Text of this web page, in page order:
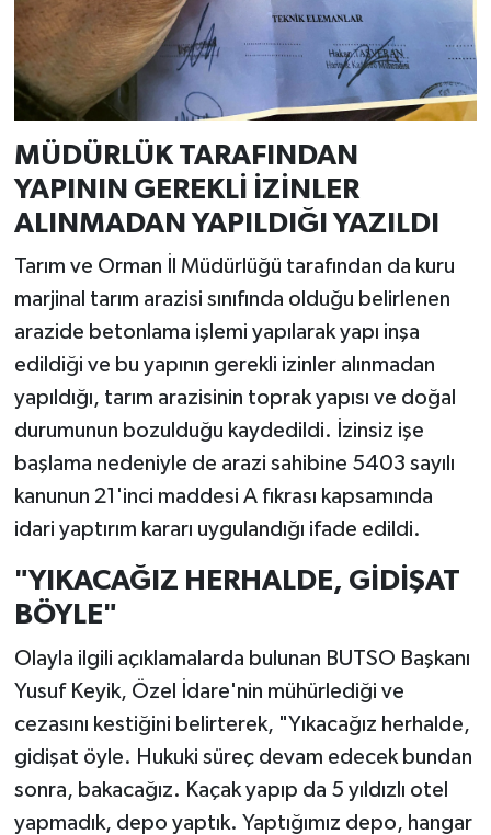
MÜDÜRLÜK TARAFINDAN
YAPININ GEREKLİ İZİNLER
ALINMADAN YAPILDIĞI YAZILDI
Tarım ve Orman İl Müdürlüğü tarafından da kuru
marjinal tarım arazisi sınıfında olduğu belirlenen
arazide betonlama işlemi yapılarak yapı inşa
edildiği ve bu yapının gerekli izinler alınmadan
yapıldığı, tarım arazisinin toprak yapısı ve doğal
durumunun bozulduğu kaydedildi. İzinsiz işe
başlama nedeniyle de arazi sahibine 5403 sayılı
kanunun 21'inci maddesi A fıkrası kapsamında
idari yaptırım kararı uygulandığı ifade edildi.
"YIKACAĞIZ HERHALDE, GİDİŞAT
BÖYLE"
Olayla ilgili açıklamalarda bulunan BUTSO Başkanı
Yusuf Keyik, Özel İdare'nin mühürlediği ve
cezasını kestiğini belirterek, "Yıkacağız herhalde,
gidişat öyle. Hukuki süreç devam edecek bundan
sonra, bakacağız. Kaçak yapıp da 5 yıldızlı otel
yapmadık, depo yaptık. Yaptığımız depo, hangar